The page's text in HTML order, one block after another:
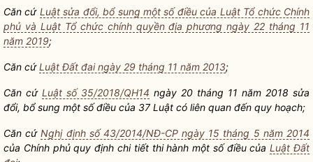
Căn cứ Luật sửa đổi, bổ sung một số điều của Luật Tổ chức Chính
phủ và Luật Tổ chức chính quyền địa phương ngày 22 tháng 11
năm 2019;
Căn cứLuật Đất đai ngày 29 tháng 11 năm 2013;
Căn cứ Luật số 35/2018/QH14 ngày 20 tháng 11 năm 2018 sửa
đổi, bổ sung một số điều của 37 Luật có liên quan đến quy hoạch;
Căn cứNghị định số 43/2014/NĐ-CP ngày 15 tháng 5 năm 2014
của Chính phủ quy định chi tiết thi hành một số điều củaLuật Đất